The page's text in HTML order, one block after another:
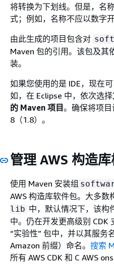
将转换为下划线。但是，名
式；例如，名称不应以数字
由此生成的项目包含对
Maven 包的引用。该包及其
装。
如果您使用的是 IDE，现在
如，在 Eclipse 中，依次选择
的 Maven 项目。确保将项
8（1.8）。
管理 AWS 构造
使用 Maven 安装组
AWS 构造库软件包。大多数
lib 中，默认情况下，该构
中。仍在开发更高级别 CDK
“实验性” 包中，并以其服务
Amazon 前缀）命名。 搜索
所有 AWS CDK 和 C AWS